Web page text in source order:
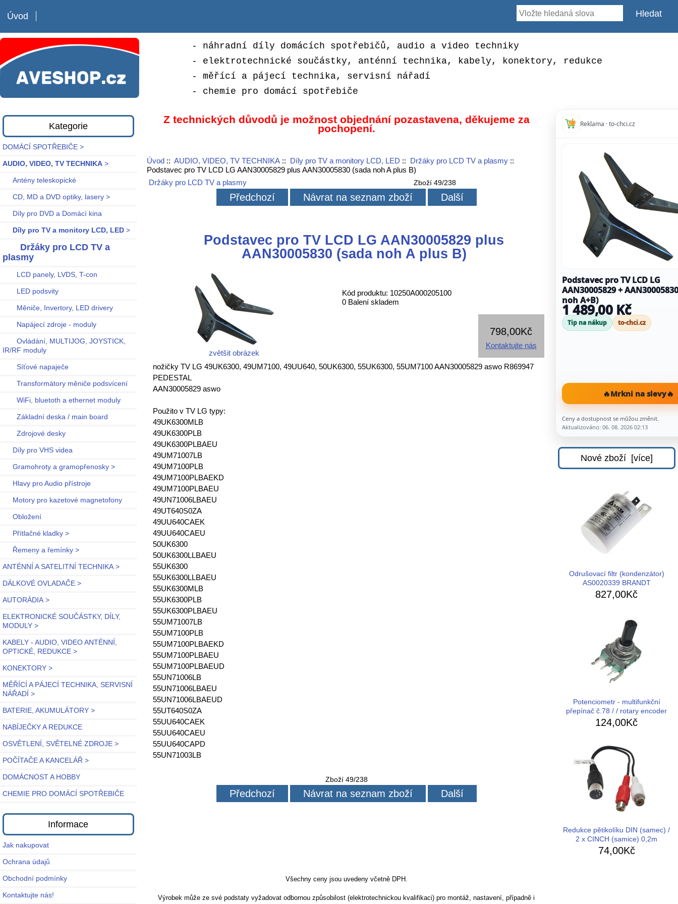
Úvod
- náhradní díly domácích spotřebičů, audio a video techniky
- elektrotechnické součástky, anténní technika, kabely, konektory, redukce
- měřící a pájecí technika, servisní nářadí
- chemie pro domácí spotřebiče
Kategorie
DOMÁCÍ SPOTŘEBIČE >
AUDIO, VIDEO, TV TECHNIKA >
Antény teleskopické
CD, MD a DVD optiky, lasery >
Díly pro DVD a Domácí kina
Díly pro TV a monitory LCD, LED >
Držáky pro LCD TV a
plasmy
LCD panely, LVDS, T-con
LED podsvity
Měniče, Invertory, LED drivery
Napájecí zdroje - moduly
Ovládání, MULTIJOG, JOYSTICK,
IR/RF moduly
Síťové napaječe
Transformátory měniče podsvícení
WiFi, bluetoth a ethernet moduly
Základní deska / main board
Zdrojové desky
Díly pro VHS videa
Gramohroty a gramopřenosky >
Hlavy pro Audio přístroje
Motory pro kazetové magnetofony
Obložení
Přítlačné kladky >
Řemeny a řemínky >
ANTÉNNÍ A SATELITNÍ TECHNIKA >
DÁLKOVÉ OVLADAČE >
AUTORÁDIA >
ELEKTRONICKÉ SOUČÁSTKY, DÍLY,
MODULY >
KABELY - AUDIO, VIDEO ANTÉNNÍ,
OPTICKÉ, REDUKCE >
KONEKTORY >
MĚŘÍCÍ A PÁJECÍ TECHNIKA, SERVISNÍ
NÁŘADÍ >
BATERIE, AKUMULÁTORY >
NABÍJEČKY A REDUKCE
OSVĚTLENÍ, SVĚTELNÉ ZDROJE >
POČÍTAČE A KANCELÁŘ >
DOMÁCNOST A HOBBY
CHEMIE PRO DOMÁCÍ SPOTŘEBIČE
Informace
Jak nakupovat
Ochrana údajů
Obchodní podmínky
Kontaktujte nás!
Z technických důvodů je možnost objednání pozastavena, děkujeme za
pochopení.
Úvod:: AUDIO, VIDEO, TV TECHNIKA:: Díly pro TV a monitory LCD, LED :: Držáky pro LCD TV a plasmy::
Podstavec pro TV LCD LG AAN30005829 plus AAN30005830 (sada noh A plus B)
Držáky pro LCD TV a plasmy
Zboží 49/238
Předchozí Návrat na seznam zboží Další
Podstavec pro TV LCD LG AAN30005829 plus
AAN30005830 (sada noh A plus B)
zvětšit obrázek
Kód produktu: 10250A000205100
0 Balení skladem
798,00Kč
Kontaktujte nás
nožičky TV LG 49UK6300, 49UM7100, 49UU640, 50UK6300, 55UK6300, 55UM7100 AAN30005829 aswo R869947
PEDESTAL
AAN30005829 aswo
Použito v TV LG typy:
49UK6300MLB
49UK6300PLB
49UK6300PLBAEU
49UM71007LB
49UM7100PLB
49UM7100PLBAEKD
49UM7100PLBAEU
49UN71006LBAEU
49UT640S0ZA
49UU640CAEK
49UU640CAEU
50UK6300
50UK6300LLBAEU
55UK6300
55UK6300LLBAEU
55UK6300MLB
55UK6300PLB
55UK6300PLBAEU
55UM71007LB
55UM7100PLB
55UM7100PLBAEKD
55UM7100PLBAEU
55UM7100PLBAEUD
55UN71006LB
55UN71006LBAEU
55UN71006LBAEUD
55UT640S0ZA
55UU640CAEK
55UU640CAEU
55UU640CAPD
55UN71003LB
Zboží 49/238
Předchozí Návrat na seznam zboží Další
Všechny ceny jsou uvedeny včetně DPH.
Výrobek může ze své podstaty vyžadovat odbornou způsobilost (elektrotechnickou kvalifikaci) pro montáž, nastavení, případně i
Reklama · to-chci.cz
Podstavec pro TV LCD LG
AAN30005829 +
noh A+B)
1 489,00 Kč
Tip na nákup to-chci.cz
🔥Mrkni na slevy🔥
Ceny a dostupnost se můžou změnit.
Aktualizováno: 06. 08. 2026 02:13
Nové zboží [více]
Odrušovací filtr (kondenzátor)
AS0020339 BRANDT
827,00Kč
Potenciometr - multifunkční
přepínač č.78 / / rotary encoder
124,00Kč
Redukce pětikolíku DIN (samec) /
2 x CINCH (samice) 0,2m
74,00Kč